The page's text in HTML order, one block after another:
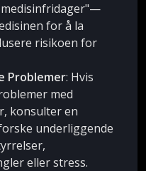
for å la
risikoen for
Problemer: Hvis
med
konsulter en
underliggende
eller stress.